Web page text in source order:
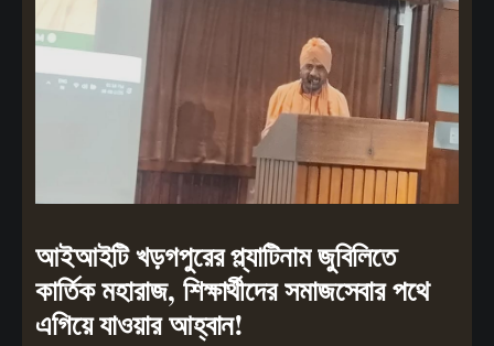
আইআইটি খড়গপুরের প্ল্যাটিনাম জুবিলিতে
কার্তিক মহারাজ, শিক্ষার্থীদের সমাজসেবার পথে
এগিয়ে যাওয়ার আহ্বান!